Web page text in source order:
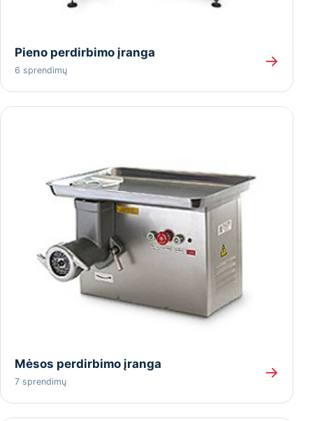
Pieno perdirbimo įranga
6 sprendimų
→
Mėsos perdirbimo įranga
7 sprendimų
→